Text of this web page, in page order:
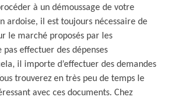
à un démoussage de votre
ardoise, il est toujours nécessaire de
le marché proposés par les
effectuer des dépenses
il importe d’effectuer des demandes
trouverez en très peu de temps le
avec ces documents. Chez